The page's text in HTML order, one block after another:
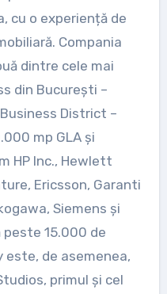
cu o experiență de
Compania
dintre cele mai
din București –
District –
mp GLA și
HP Inc., Hewlett
Ericsson, Garanti
Siemens și
peste 15.000 de
este, de asemenea,
primul și cel